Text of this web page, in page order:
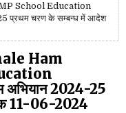
School Education
प्रथम चरण के सम्बन्ध में आदेश
Ham
अभियान 2024-25
11-06-2024